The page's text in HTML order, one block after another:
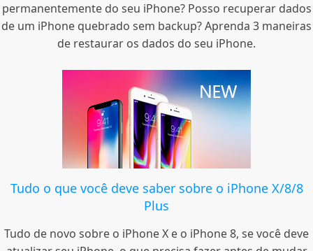
permanentemente do seu iPhone? Posso recuperar dados
de um iPhone quebrado sem backup? Aprenda 3 maneiras
de restaurar os dados do seu iPhone.
Tudo o que você deve saber sobre o iPhone X/8/8
Plus
Tudo de novo sobre o iPhone X e o iPhone 8, se você deve